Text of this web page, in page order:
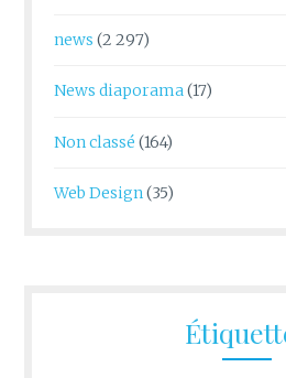
news (2 297)
News diaporama(17)
Non classé (164)
Web Design(35)